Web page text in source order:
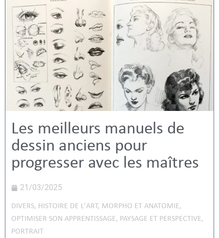
Les meilleurs manuels de
dessin anciens pour
progresser avec les maîtres
21/03/2025
DIVERS, HISTOIRE DE L'ART, MORPHO ET ANATOMIE,
OPTIMISER SON APPRENTISSAGE, PAYSAGE ET PERSPECTIVE,
PORTRAIT